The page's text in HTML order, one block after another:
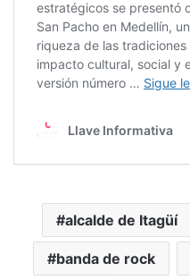
alcalde de Itagüí
banda de rock